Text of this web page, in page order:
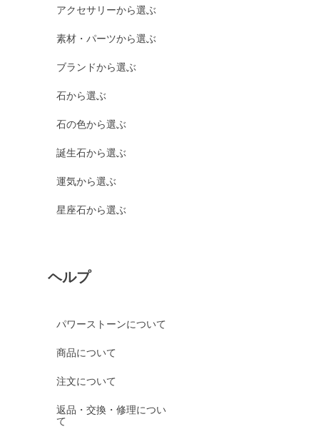
アクセサリーから選ぶ
素材・パーツから選ぶ
ブランドから選ぶ
石から選ぶ
石の色から選ぶ
誕生石から選ぶ
運気から選ぶ
星座石から選ぶ
ヘルプ
パワーストーンについて
商品について
注文について
返品・交換・修理につい
て